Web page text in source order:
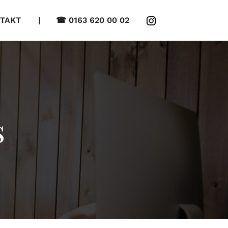
| ☎ 0163 620 00 02